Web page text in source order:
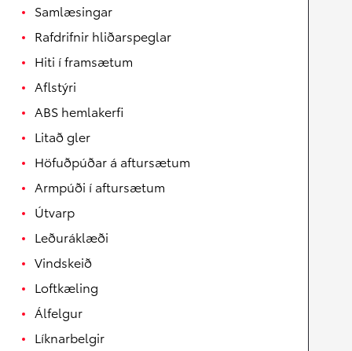
Samlæsingar
Rafdrifnir hliðarspeglar
Hiti í framsætum
Aflstýri
ABS hemlakerfi
Litað gler
Höfuðpúðar á aftursætum
Armpúði í aftursætum
Útvarp
Leðuráklæði
Vindskeið
Loftkæling
Álfelgur
Líknarbelgir